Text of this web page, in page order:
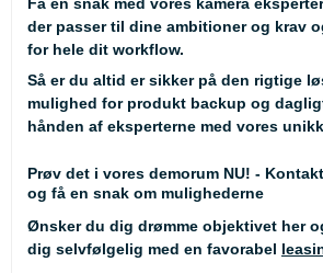
der passer til dine ambitioner og krav
for hele dit workflow.
Så er du altid er sikker på den rigtige
mulighed for produkt backup og
hånden af eksperterne med vores
Prøv det i vores demorum NU! -
og få en snak om mulighederne
Ønsker du dig drømme objektivet her
dig selvfølgelig med en favorabel